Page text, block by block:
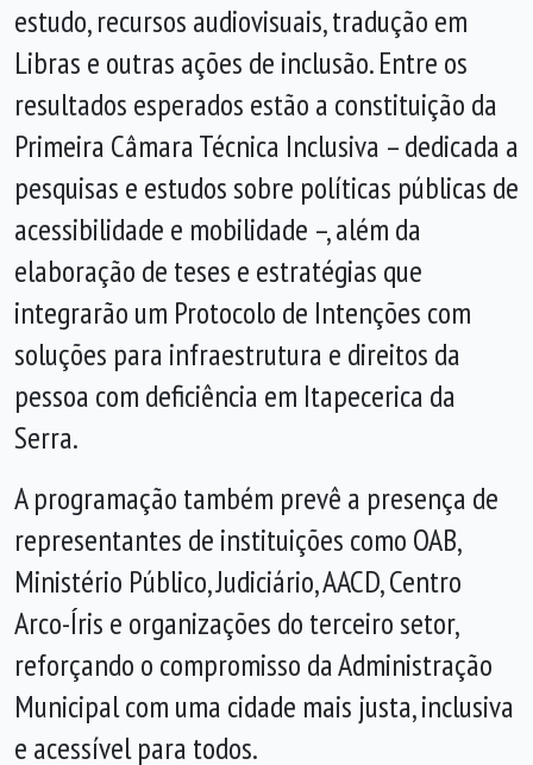
estudo, recursos audiovisuais, tradução em
Libras e outras ações de inclusão. Entre os
resultados esperados estão a constituição da
Primeira Câmara Técnica Inclusiva – dedicada a
pesquisas e estudos sobre políticas públicas de
acessibilidade e mobilidade –, além da
elaboração de teses e estratégias que
integrarão um Protocolo de Intenções com
soluções para infraestrutura e direitos da
pessoa com deficiência em Itapecerica da
Serra.
A programação também prevê a presença de
representantes de instituições como OAB,
Ministério Público, Judiciário, AACD, Centro
Arco-Íris e organizações do terceiro setor,
reforçando o compromisso da Administração
Municipal com uma cidade mais justa, inclusiva
e acessível para todos.